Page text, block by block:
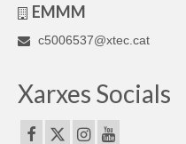
EMMM
c5006537@xtec.cat
Xarxes Socials